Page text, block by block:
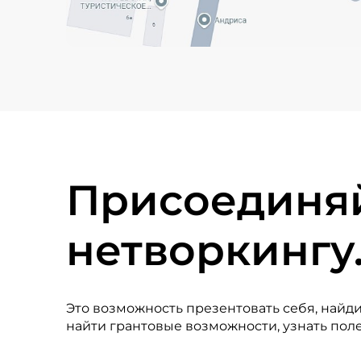
Это возможность презентовать себя,
найти грантовые возможности, узнать